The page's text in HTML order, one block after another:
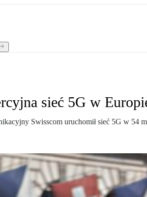
sieć 5G w
Swisscom uruchomił sieć 5G w 54